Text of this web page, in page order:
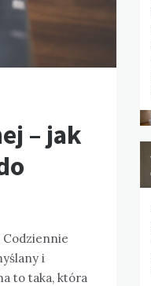
– jak
Codziennie
i
to taka, która